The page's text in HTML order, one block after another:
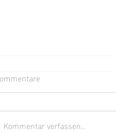
Summer Break
Kommentar verfassen...